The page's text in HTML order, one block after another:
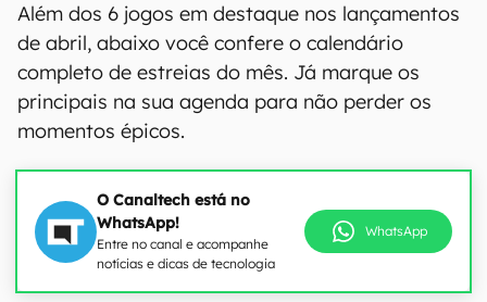
Além dos 6 jogos em destaque nos lançamentos
de abril, abaixo você confere o calendário
completo de estreias do mês. Já marque os
principais na sua agenda para não perder os
momentos épicos.
O Canaltech está no
WhatsApp!
Entre no canal e acompanhe
notícias e dicas de tecnologia
WhatsApp